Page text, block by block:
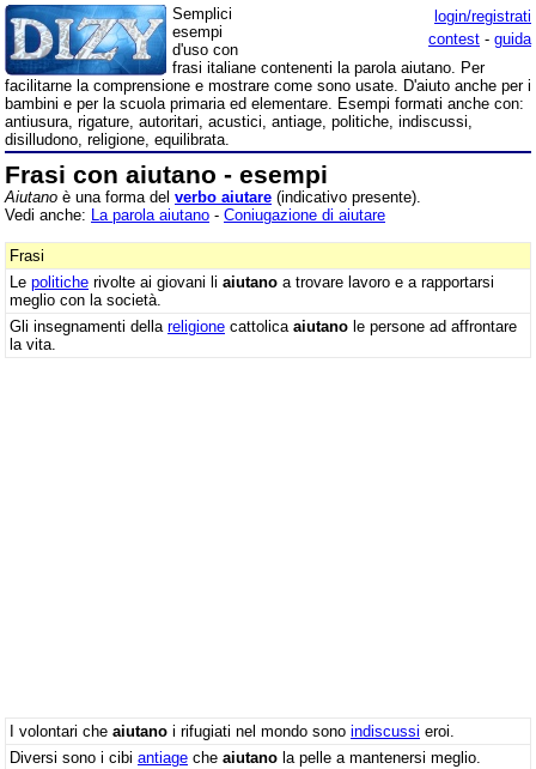
login/registrati
contest - guida
Semplici
esempi
d'uso con
frasi italiane contenenti la parola aiutano. Per
facilitarne la comprensione e mostrare come sono usate. D'aiuto anche per i
bambini e per la scuola primaria ed elementare. Esempi formati anche con:
antiusura, rigature, autoritari, acustici, antiage, politiche, indiscussi,
disilludono, religione, equilibrata.
Frasi con aiutano - esempi
Aiutano è una forma del verbo aiutare (indicativo presente).
Vedi anche: La parola aiutano - Coniugazione di aiutare
Frasi
Le politiche rivolte ai giovani li aiutano a trovare lavoro e a rapportarsi
meglio con la società.
Gli insegnamenti della religione cattolica aiutano le persone ad affrontare
la vita.
I volontari che aiutano i rifugiati nel mondo sono indiscussi eroi.
Diversi sono i cibi antiage che aiutano la pelle a mantenersi meglio.